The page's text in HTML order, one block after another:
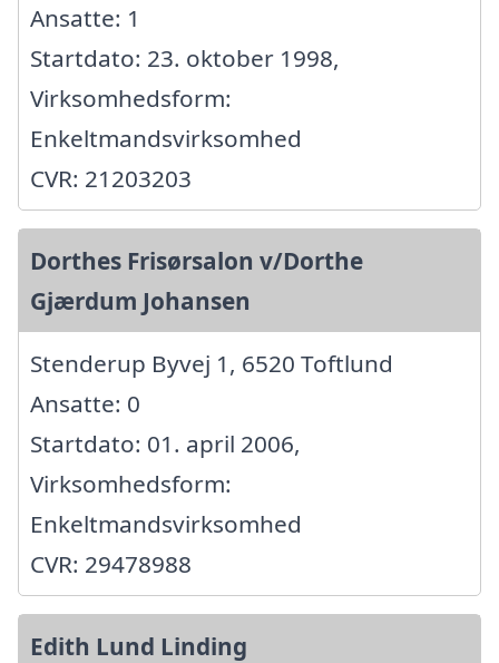
Ansatte: 1
Startdato: 23. oktober 1998,
Virksomhedsform:
Enkeltmandsvirksomhed
CVR: 21203203
Dorthes Frisørsalon v/Dorthe
Gjærdum Johansen
Stenderup Byvej 1, 6520 Toftlund
Ansatte: 0
Startdato: 01. april 2006,
Virksomhedsform:
Enkeltmandsvirksomhed
CVR: 29478988
Edith Lund Linding